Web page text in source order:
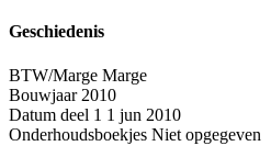
Geschiedenis
BTW/Marge Marge
Bouwjaar 2010
Datum deel 1 1 jun 2010
Onderhoudsboekjes Niet opgegeven